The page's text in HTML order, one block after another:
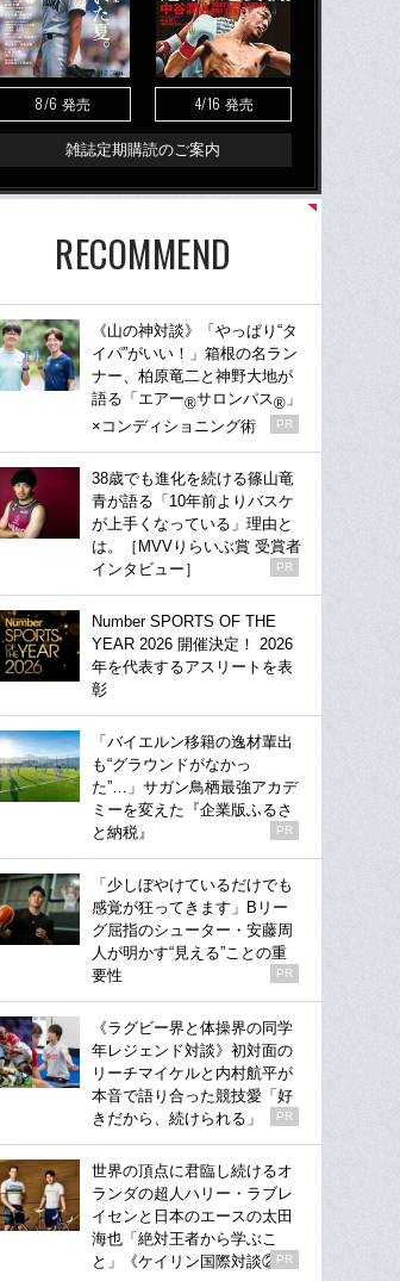
8/6 発売 4/16 発売
雑誌定期購読のご案内
RECOMMEND
《山の神対談》「やっぱり“タ
イパ”がいい！」箱根の名ラン
ナー、柏原竜二と神野大地が
語る「エアー®サロンパス® 」
×コンディショニング術
PR
38歳でも進化を続ける篠山竜
青が語る「10年前よりバスケ
が上手くなっている」理由と
は。［MVVりらいぶ賞 受賞者
インタビュー］
PR
Number SPORTS OF THE
YEAR 2026 開催決定！ 2026
年を代表するアスリートを表
彰
「バイエルン移籍の逸材輩出
も“グラウンドがなかっ
た”…」サガン鳥栖最強アカデ
ミーを変えた『企業版ふるさ
と納税』
PR
「少しぼやけているだけでも
感覚が狂ってきます」Bリー
グ屈指のシューター・安藤周
人が明かす“見える”ことの重
要性
PR
《ラグビー界と体操界の同学
年レジェンド対談》初対面の
リーチマイケルと内村航平が
本音で語り合った競技愛「好
きだから、続けられる」
PR
世界の頂点に君臨し続けるオ
ランダの超人ハリー・ラブレ
イセンと日本のエースの太田
海也「絶対王者から学ぶこ
と」《ケイリン国際対談②》
PR